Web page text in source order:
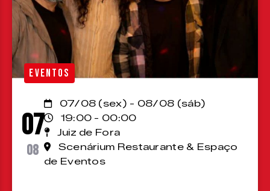
EVENTOS
07
08
07/08 (sex) - 08/08 (sáb)
19:00 - 00:00
Juiz de Fora
Scenárium Restaurante & Espaço
de Eventos